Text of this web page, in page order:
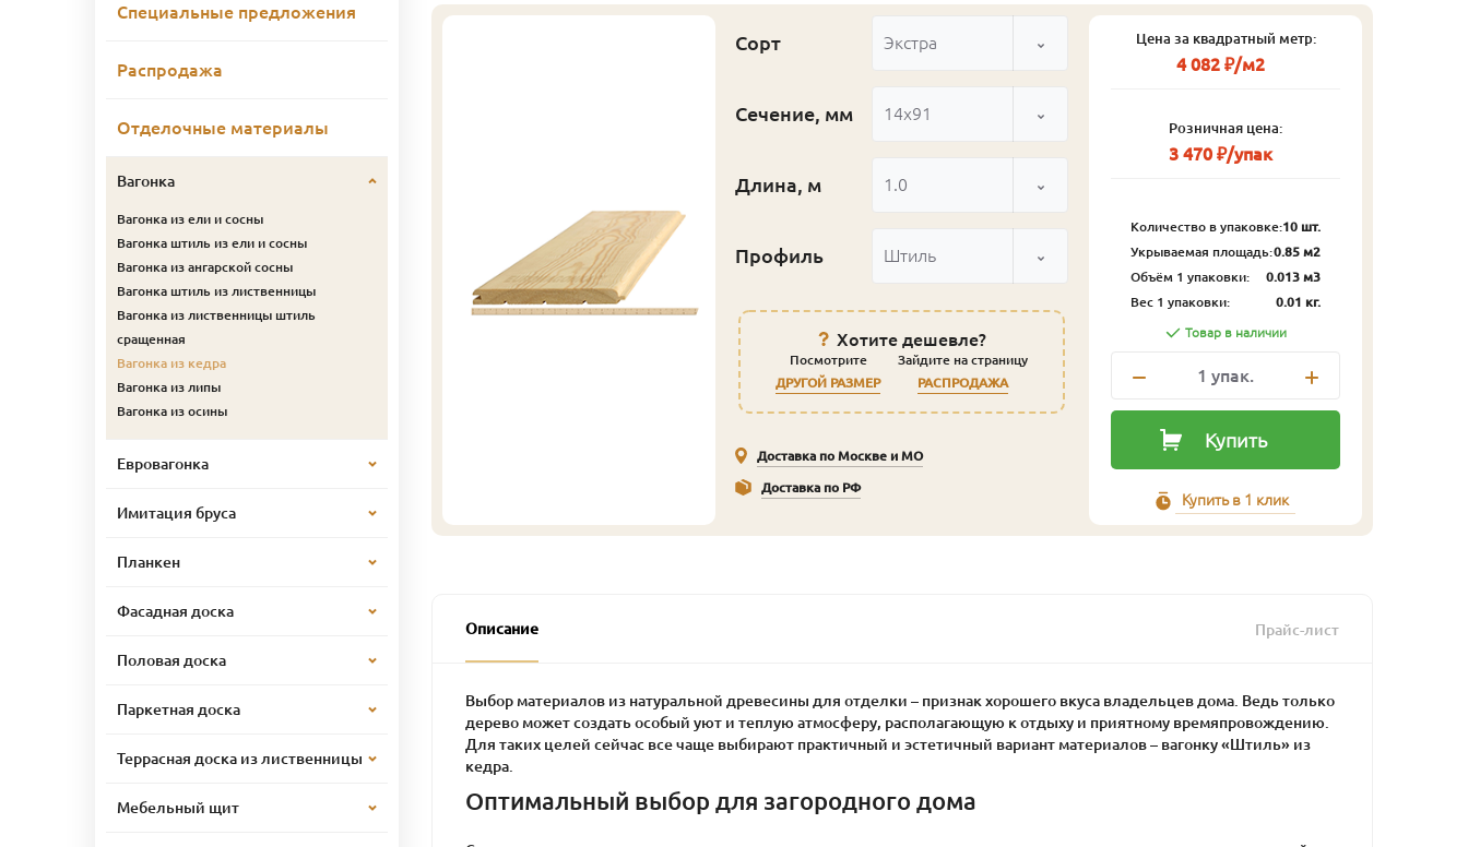
Сорт Экстра
Сечение, мм 14x91
Длина, м 1.0
Профиль Штиль
Хотите дешевле?
Посмотрите
ДРУГОЙ РАЗМЕР
Зайдите на страницу
РАСПРОДАЖА
Доставка по Москве и МО
Доставка по РФ
Цена за квадратный метр:
4 082 ₽/м2
Розничная цена:
3 470 ₽/упак
Количество в упаковке:10 шт.
Укрываемая площадь:0.85 м2
Объём 1 упаковки:
0.013 м3
Вес 1 упаковки:
0.01 кг.
Товар в наличии
1 упак.
Купить
Купить в 1 клик
Описание Прайс-лист
Выбор материалов из натуральной древесины для отделки – признак хорошего вкуса владельцев дома. Ведь только
дерево может создать особый уют и теплую атмосферу, располагающую к отдыху и приятному времяпровождению.
Для таких целей сейчас все чаще выбирают практичный и эстетичный вариант материалов – вагонку «Штиль» из
кедра.
Оптимальный выбор для загородного дома
Специальные предложения
Распродажа
Отделочные материалы
Вагонка
Вагонка из ели и сосны
Вагонка штиль из ели и сосны
Вагонка из ангарской сосны
Вагонка штиль из лиственницы
Вагонка из лиственницы штиль
сращенная
Вагонка из кедра
Вагонка из липы
Вагонка из осины
Евровагонка
Имитация бруса
Планкен
Фасадная доска
Половая доска
Паркетная доска
Террасная доска из лиственницы
Мебельный щит